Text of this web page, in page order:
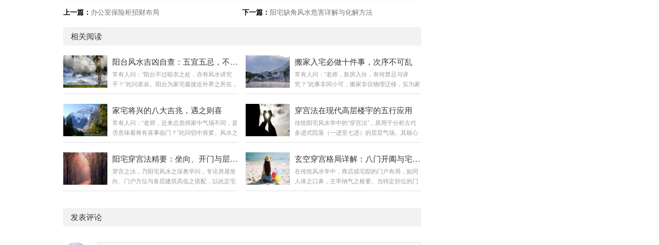
上一篇： 办公室保险柜招财布局 下一篇： 阳宅缺角风水危害详解与化解方法
相关阅读
阳台风水吉凶自查：五宜五忌，不可不知
常有人问：“阳台不过晾衣之处，亦有风水讲究
乎？”此问差矣。阳台为家宅最接近外界之所在，
是气流出入之咽喉，亦是视野格局之眼目。阳台
列阳台风水之核心要诀，以便对照调整。第一
章：好风水的阳台环境——得气则旺阳台若面向
以下环境，则为得天独厚之吉象：环境类型风水
寓意视野开阔，面向公园、花园生气充足，贵人
进面向学校、图书馆文昌运旺，利于学业面向寺
庙、道观（保持距离）气场清净，平安吉祥第二
章：坏风水的阳台环...
搬家入宅必做十件事，次序不可乱
常有人问：“老师，新房入伙，有何禁忌与讲
究？”此事非同小可，搬家非仅物理迁移，实为家
宅气场的“重置”。新宅如同新纸，落笔第一划，
位详述搬家入宅之完整流程与核心要诀。第一
章：择日与准备——万事开头须有道第一件：择
良辰吉日此为重中之重。搬家非周末闲事，须择
吉而行。避凶：避开农历七月（鬼月）；避开与
注“宜入宅”之吉日；天气宜晴朗，寓意“一路阳
光”。时辰：以上午7至11点为佳，此时阳气旺
盛，最宜搬迁。下...
家宅将兴的八大吉兆，遇之则喜
常有人问：“老师，近来总觉得家中气场不同，是
否意味着将有喜事临门？”此问切中肯綮。风水之
理，讲究“气聚则运兴”。当好运即将来临时，家
便将民间传承中最灵验的八种家宅兴旺之兆，一
一列举，以供诸位明察秋毫。第一兆：植物骤然
繁茂（生机之兆）现象：家中绿植无缘由地枝繁
叶茂，叶片油亮反光，或多年未开花的植物突然
穿宫法在现代高层楼宇的五行应用
传统阳宅风水学中的“穿宫法”，原用于分析古代
多进式院落（一进至七进）的层层气场。其核心
是将住宅坐向与建筑层次结合，以五行相生之理
流转的原理，同样可延展应用于现代高层楼宇的
楼层选择。一、现代楼宇的五行分层法则穿宫法
认为，住宅第一层的五行属性仅由坐向决定：坐
向为正东、正南、正西、正北（四正位）的楼
阳宅穿宫法精要：坐向、开门与层高吉凶详解
穿宫之法，乃阳宅风水之深奥学问，专论房屋坐
向、门户方位与各层建筑高低之搭配，以此定宅
运兴衰、人丁财禄。其核心在于使吉星（贪狼、
玄空穿宫格局详解：八门开阖与宅运兴衰
在传统风水学中，商店或宅邸的门户布局，如同
人体之口鼻，主宰纳气之枢要。当特定卦位的门
户成对开启时，会形成强大的气场流通，古人称
发表评论